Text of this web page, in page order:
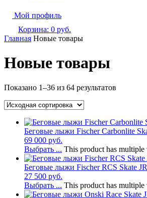
Мой профиль
Корзина: 0 руб.
Главная Новые товары
Новые товары
Показано 1–36 из 64 результатов
Беговые лыжи Fischer Carbonlite
69 000 руб.
Выбрать ... This product has multiple
Беговые лыжи Fischer RCS Skate JR
27 500 руб.
Выбрать ... This product has multiple